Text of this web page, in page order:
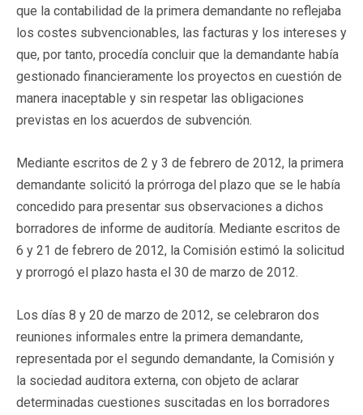
que la contabilidad de la primera demandante no reflejaba
los costes subvencionables, las facturas y los intereses y
que, por tanto, procedía concluir que la demandante había
gestionado financieramente los proyectos en cuestión de
manera inaceptable y sin respetar las obligaciones
previstas en los acuerdos de subvención.
Mediante escritos de 2 y 3 de febrero de 2012, la primera
demandante solicitó la prórroga del plazo que se le había
concedido para presentar sus observaciones a dichos
borradores de informe de auditoría. Mediante escritos de
6 y 21 de febrero de 2012, la Comisión estimó la solicitud
y prorrogó el plazo hasta el 30 de marzo de 2012.
Los días 8 y 20 de marzo de 2012, se celebraron dos
reuniones informales entre la primera demandante,
representada por el segundo demandante, la Comisión y
la sociedad auditora externa, con objeto de aclarar
determinadas cuestiones suscitadas en los borradores